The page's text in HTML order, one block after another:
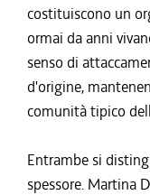
costituiscono un
ormai da anni
senso di
d'origine,
comunità tipico
Entrambe si
spessore. Martina